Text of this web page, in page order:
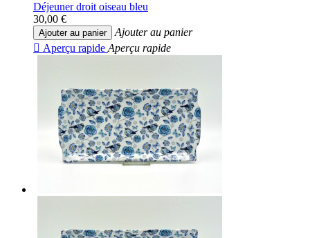
Déjeuner droit oiseau bleu
30,00 €
Ajouter au panier
Ajouter au panier
 Aperçu rapide Aperçu rapide